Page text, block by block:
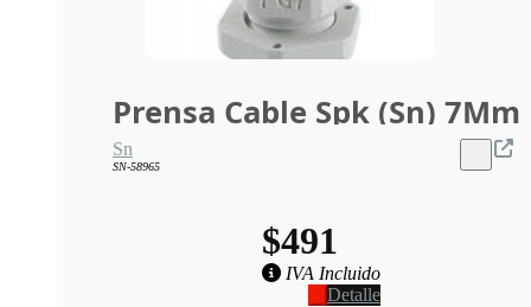
Prensa Cable Spk (Sn) 7Mm
Sn
SN-58965
$491
IVA Incluido
Detalle